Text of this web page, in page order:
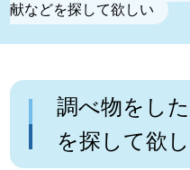
献などを探して欲しい
調べ物をし
を探して欲